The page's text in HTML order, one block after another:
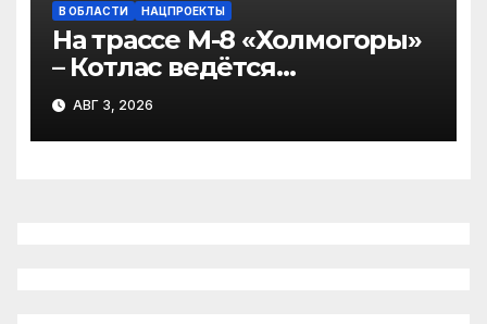
В ОБЛАСТИ НАЦПРОЕКТЫ
На трассе М-8 «Холмогоры»
– Котлас ведётся
фрезерование дорожного
покрытия
АВГ 3, 2026